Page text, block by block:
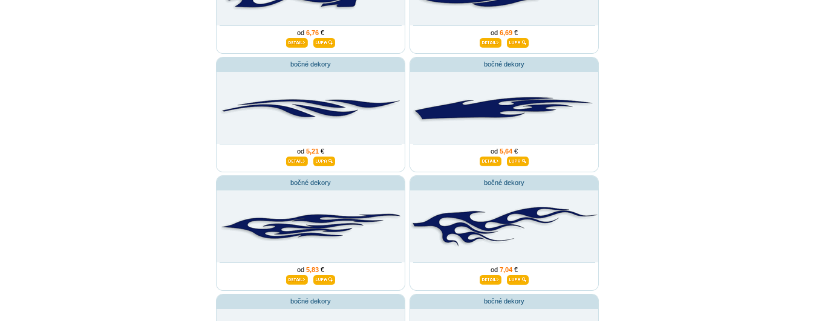
od 6,76€ od 6,69€
bočné dekory
od 5,21€
bočné dekory
od 5,64€
bočné dekory
od 5,83€
bočné dekory
od 7,04€
bočné dekory bočné dekory